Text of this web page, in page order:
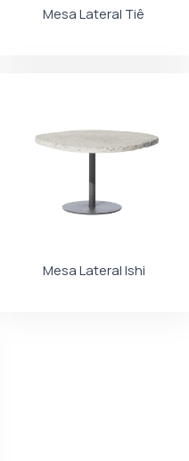
Mesa Lateral Tiê
Mesa Lateral Ishi